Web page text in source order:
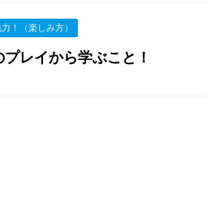
！（楽しみ方）
レイから学ぶこと！